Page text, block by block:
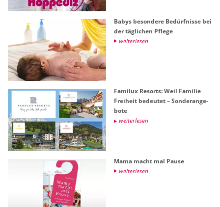
Babys be­son­de­re Be­dürf­nis­se bei
der täg­li­chen Pfle­ge
wei­ter­le­sen
Fa­mi­lux Re­sorts: Weil Fa­mi­lie
Frei­heit be­deu­tet – Son­der­an­ge­
bo­te
wei­ter­le­sen
Mama macht mal Pause
wei­ter­le­sen